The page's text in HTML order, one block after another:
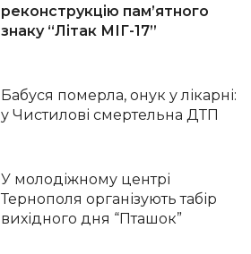
реконструкцію пам’ятного
знаку “Літак МІГ-17”
Бабуся померла, онук у лікарні:
у Чистилові смертельна ДТП
У молодіжному центрі
Тернополя організують табір
вихідного дня “Пташок”